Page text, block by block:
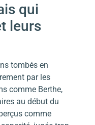
qui
leurs
tombés en
par les
comme Berthe,
au début du
comme